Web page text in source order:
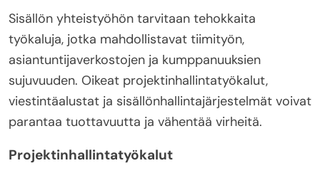
Sisällön yhteistyöhön tarvitaan tehokkaita
työkaluja, jotka mahdollistavat tiimityön,
asiantuntijaverkostojen ja kumppanuuksien
sujuvuuden. Oikeat projektinhallintatyökalut,
viestintäalustat ja sisällönhallintajärjestelmät voivat
parantaa tuottavuutta ja vähentää virheitä.
Projektinhallintatyökalut